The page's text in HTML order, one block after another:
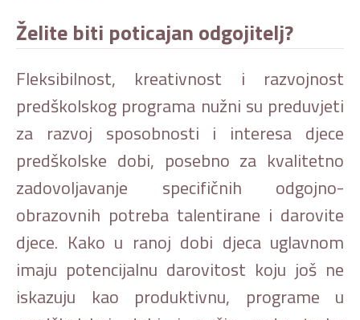
Želite biti poticajan odgojitelj?
Fleksibilnost, kreativnost i razvojnost
predškolskog programa nužni su preduvjeti
za razvoj sposobnosti i interesa djece
predškolske dobi, posebno za kvalitetno
zadovoljavanje specifičnih odgojno-
obrazovnih potreba talentirane i darovite
djece. Kako u ranoj dobi djeca uglavnom
imaju potencijalnu darovitost koju još ne
iskazuju kao produktivnu, programe u